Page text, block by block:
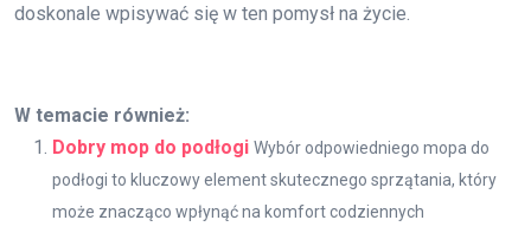
doskonale wpisywać się w ten pomysł na życie.
W temacie również:
Dobry mop do podłogi Wybór odpowiedniego mopa do
podłogi to kluczowy element skutecznego sprzątania, który
może znacząco wpłynąć na komfort codziennych